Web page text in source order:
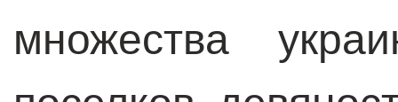
множества